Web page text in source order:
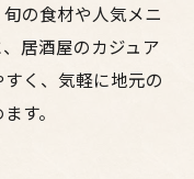
の奥深い味わい
酒屋の魅力
う贅沢時間
の食材や人気メニ
居酒屋のカジュア
く、気軽に地元の
す。